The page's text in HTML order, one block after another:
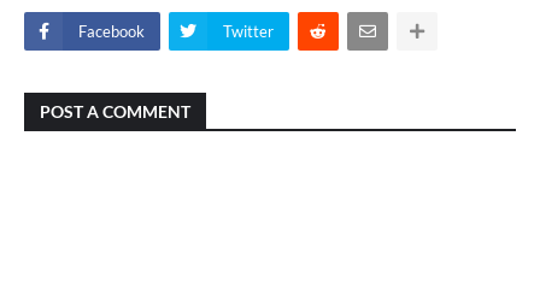
Facebook Twitter
POST A COMMENT